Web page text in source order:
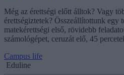
Még az érettségi előtt álltok? Vagy
érettségiztetek? Összeállítottunk egy
matekérettségi első, rövidebb
számológépet, ceruzát elő, 45
Campus life
Eduline